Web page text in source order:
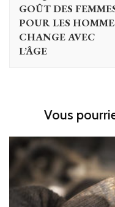
GOÛT DES
POUR LES
CHANGE AVEC
L’ÂGE
Vous